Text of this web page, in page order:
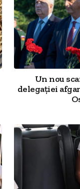
Un nou
delegației